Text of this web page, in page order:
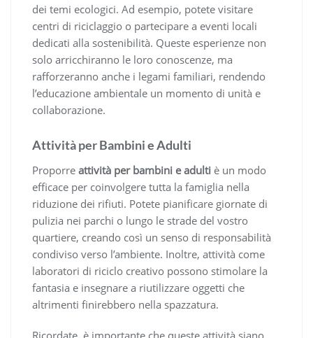
dei temi ecologici. Ad esempio, potete visitare
centri di riciclaggio o partecipare a eventi locali
dedicati alla sostenibilità. Queste esperienze non
solo arricchiranno le loro conoscenze, ma
rafforzeranno anche i legami familiari, rendendo
l’educazione ambientale un momento di unità e
collaborazione.
Attività per Bambini e Adulti
Proporre attività per bambini e adulti è un modo
efficace per coinvolgere tutta la famiglia nella
riduzione dei rifiuti. Potete pianificare giornate di
pulizia nei parchi o lungo le strade del vostro
quartiere, creando così un senso di responsabilità
condiviso verso l’ambiente. Inoltre, attività come
laboratori di riciclo creativo possono stimolare la
fantasia e insegnare a riutilizzare oggetti che
altrimenti finirebbero nella spazzatura.
Ricordate, è importante che queste attività siano